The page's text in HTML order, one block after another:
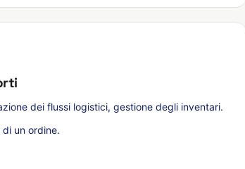
dei flussi logistici, gestione degli inventari.
un ordine.